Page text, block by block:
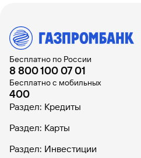
Бесплатно по России
8 800 100 07 01
Бесплатно с мобильных
400
Раздел: Кредиты
Раздел: Карты
Раздел: Инвестиции